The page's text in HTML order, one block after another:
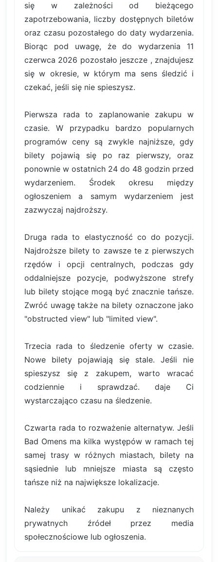
się w zależności od bieżącego
zapotrzebowania, liczby dostępnych biletów
oraz czasu pozostałego do daty wydarzenia.
Biorąc pod uwagę, że do wydarzenia 11
czerwca 2026 pozostało jeszcze , znajdujesz
się w okresie, w którym ma sens śledzić i
czekać, jeśli się nie spieszysz.
Pierwsza rada to zaplanowanie zakupu w
czasie. W przypadku bardzo popularnych
programów ceny są zwykle najniższe, gdy
bilety pojawią się po raz pierwszy, oraz
ponownie w ostatnich 24 do 48 godzin przed
wydarzeniem. Środek okresu między
ogłoszeniem a samym wydarzeniem jest
zazwyczaj najdroższy.
Druga rada to elastyczność co do pozycji.
Najdroższe bilety to zawsze te z pierwszych
rzędów i opcji centralnych, podczas gdy
oddalniejsze pozycje, podwyższone strefy
lub bilety stojące mogą być znacznie tańsze.
Zwróć uwagę także na bilety oznaczone jako
"obstructed view" lub "limited view".
Trzecia rada to śledzenie oferty w czasie.
Nowe bilety pojawiają się stale. Jeśli nie
spieszysz się z zakupem, warto wracać
codziennie i sprawdzać. daje Ci
wystarczająco czasu na śledzenie.
Czwarta rada to rozważenie alternatyw. Jeśli
Bad Omens ma kilka występów w ramach tej
samej trasy w różnych miastach, bilety na
sąsiednie lub mniejsze miasta są często
tańsze niż na największe lokalizacje.
Należy unikać zakupu z nieznanych
prywatnych źródeł przez media
społecznościowe lub ogłoszenia.